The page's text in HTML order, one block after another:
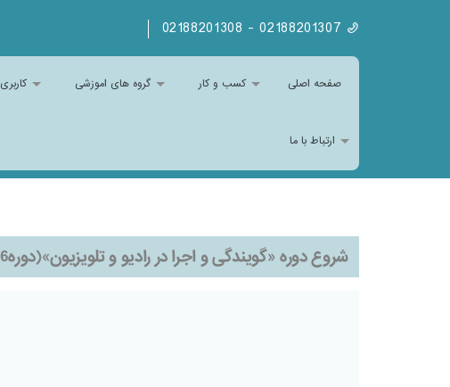
صفحه اصلی کسب و کار گروه های اموزشی کاربری
ارتباط با ما
شروع دوره «گویندگی و اجرا در رادیو و تلویزیون»(دوره26) پنج شبه ها 26 مرداد 96